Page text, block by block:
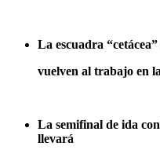
La escuadra
vuelven al trabajo en la
La semifinal de ida
llevará